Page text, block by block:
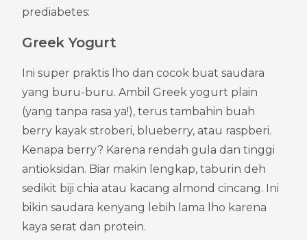
prediabetes:
Greek Yogurt
Ini super praktis lho dan cocok buat saudara
yang buru-buru. Ambil Greek yogurt plain
(yang tanpa rasa ya!), terus tambahin buah
berry kayak stroberi, blueberry, atau raspberi.
Kenapa berry? Karena rendah gula dan tinggi
antioksidan. Biar makin lengkap, taburin deh
sedikit biji chia atau kacang almond cincang. Ini
bikin saudara kenyang lebih lama lho karena
kaya serat dan protein.